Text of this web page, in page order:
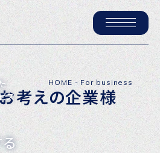
マネジメントについて
考えの企業様
HOME -For business
ス